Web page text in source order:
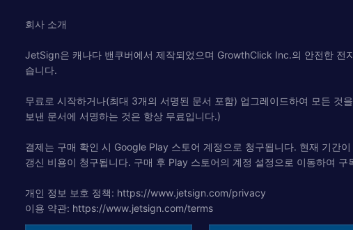
회사 소개
JetSign은 캐나다 밴쿠버에서 제작되었으며 GrowthClick Inc.의 안전한 전
습니다.
무료로 시작하거나(최대 3개의 서명된 문서 포함) 업그레이드하여 모든
보낸 문서에 서명하는 것은 항상 무료입니다.)
결제는 구매 확인 시 Google Play 스토어 계정으로 청구됩니다. 현재 기간
갱신 비용이 청구됩니다. 구매 후 Play 스토어의 계정 설정으로 이동하여
개인 정보 보호 정책: https://www.jetsign.com/privacy
이용 약관: https://www.jetsign.com/terms